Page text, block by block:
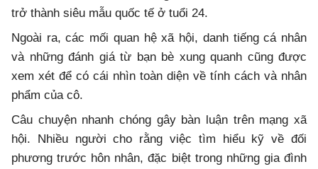
trở thành siêu mẫu quốc tế ở tuổi 24.
Ngoài ra, các mối quan hệ xã hội, danh tiếng cá nhân
và những đánh giá từ bạn bè xung quanh cũng được
xem xét để có cái nhìn toàn diện về tính cách và nhân
phẩm của cô.
Câu chuyện nhanh chóng gây bàn luận trên mạng xã
hội. Nhiều người cho rằng việc tìm hiểu kỹ về đối
phương trước hôn nhân, đặc biệt trong những gia đình